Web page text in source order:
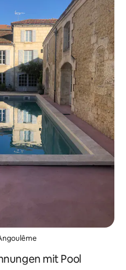
mit Pool